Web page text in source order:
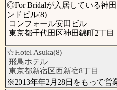
◎For Bridalが入居している神
ンドビル(8)
コンフォール安田ビル
東京都千代田区神田錦町2丁目
☆Hotel Asuka(8)
飛鳥ホテル
東京都新宿区西新宿8丁目
※2013年年2月28日をもって営